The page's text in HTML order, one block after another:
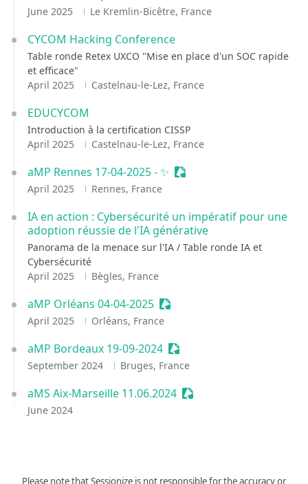
June 2025 Le Kremlin-Bicêtre, France
CYCOM Hacking Conference
Table ronde Retex UXCO "Mise en place d'un SOC rapide
et efficace"
April 2025
Castelnau-le-Lez, France
EDUCYCOM
Introduction à la certification CISSP
April 2025
Castelnau-le-Lez, France
aMP Rennes 17-04-2025 - ✨ Sessionize Event
April 2025 Rennes, France
IA en action : Cybersécurité un impératif pour une
adoption réussie de l'IA générative
Panorama de la menace sur l'IA / Table ronde IA et
Cybersécurité
April 2025
Bègles, France
aMP Orléans 04-04-2025 Sessionize Event
April 2025 Orléans, France
aMP Bordeaux 19-09-2024 Sessionize Event
September 2024 Bruges, France
aMS Aix-Marseille 11.06.2024 Sessionize Event
June 2024
Please note that Sessionize is not responsible for the accuracy or